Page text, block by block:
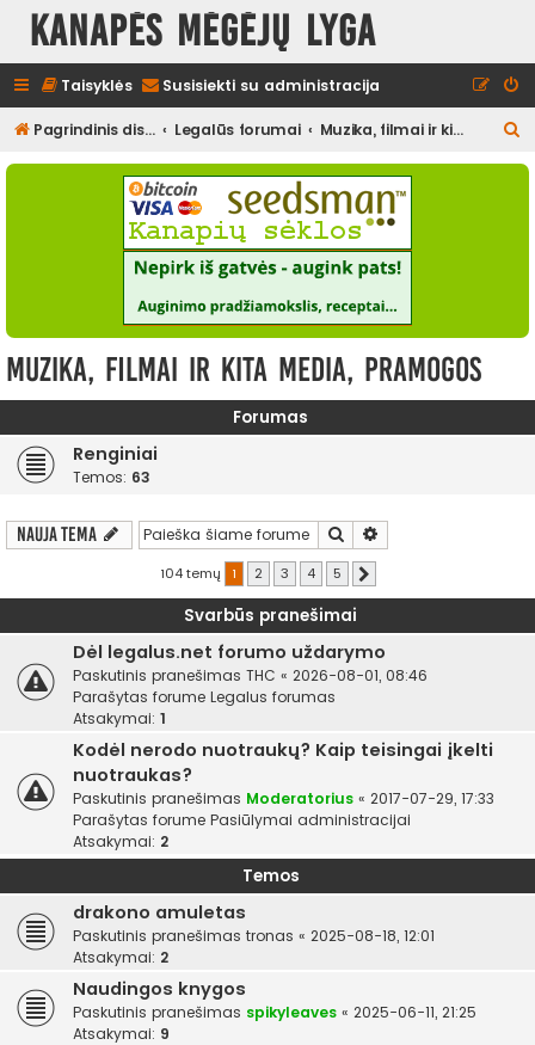
Kanapės mėgėjų lyga
Taisyklės Susisiekti su administracija
Pagrindinis diskusijų puslapis Legalūs forumai Muzika, filmai ir kita media, pramogos
e
Muzika, filmai ir kita media, pramogos
Forumas
Renginiai
Temos: 63
Nauja tema Ieškoti
104 temų 1 2 3 4 5
Svarbūs pranešimai
Dėl legalus.net forumo uždarymo
Paskutinis pranešimas THC « 2026-08-01, 08:46
Parašytas forume Legalus forumas
Atsakymai: 1
Kodėl nerodo nuotraukų? Kaip teisingai įkelti
nuotraukas?
Paskutinis pranešimas Moderatorius « 2017-07-29, 17:33
Parašytas forume Pasiūlymai administracijai
Atsakymai: 2
Temos
drakono amuletas
Paskutinis pranešimas tronas « 2025-08-18, 12:01
Atsakymai: 2
Naudingos knygos
Paskutinis pranešimas spikyleaves « 2025-06-11, 21:25
Atsakymai: 9